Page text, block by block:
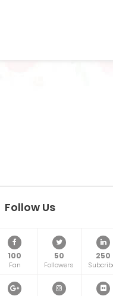
Follow Us
100
Fan
50
Followers
250